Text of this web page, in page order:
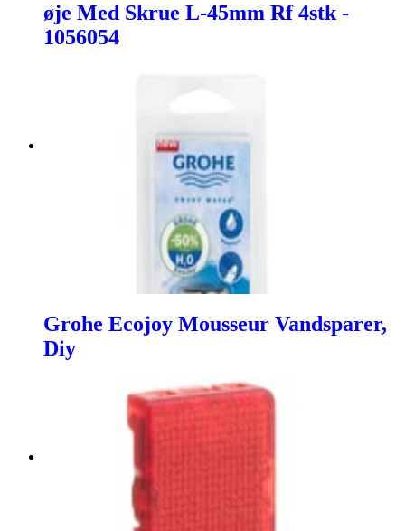
øje Med Skrue L-45mm Rf 4stk -
1056054
Grohe Ecojoy Mousseur Vandsparer,
Diy